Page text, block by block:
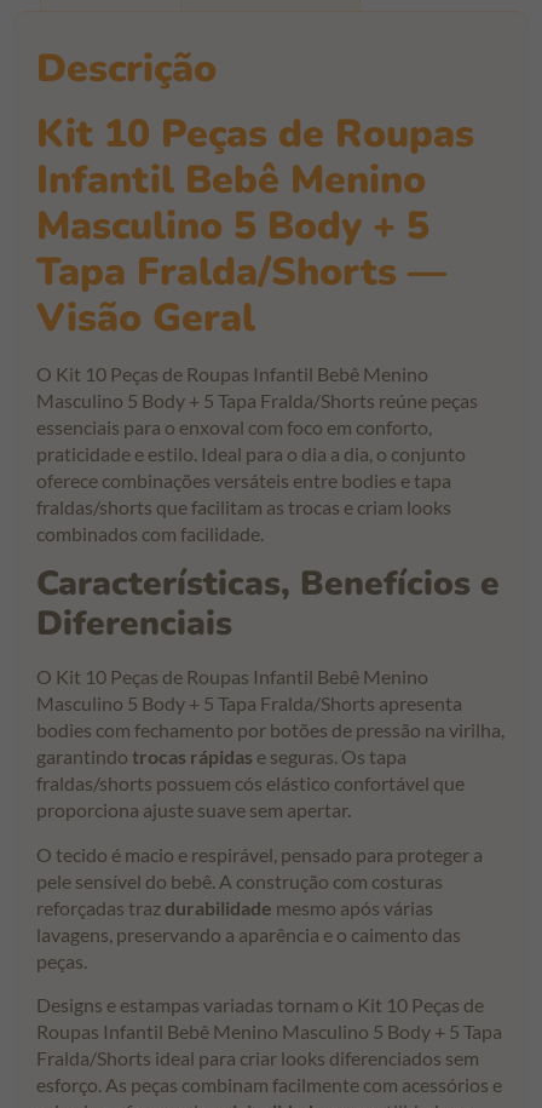
Descrição
Kit 10 Peças de Roupas
Infantil Bebê Menino
Masculino 5 Body + 5
Tapa Fralda/Shorts —
Visão Geral
O Kit 10 Peças de Roupas Infantil Bebê Menino
Masculino 5 Body + 5 Tapa Fralda/Shorts reúne peças
essenciais para o enxoval com foco em conforto,
praticidade e estilo. Ideal para o dia a dia, o conjunto
oferece combinações versáteis entre bodies e tapa
fraldas/shorts que facilitam as trocas e criam looks
combinados com facilidade.
Características, Benefícios e
Diferenciais
O Kit 10 Peças de Roupas Infantil Bebê Menino
Masculino 5 Body + 5 Tapa Fralda/Shorts apresenta
bodies com fechamento por botões de pressão na virilha,
garantindo trocas rápidas e seguras. Os tapa
fraldas/shorts possuem cós elástico confortável que
proporciona ajuste suave sem apertar.
O tecido é macio e respirável, pensado para proteger a
pele sensível do bebê. A construção com costuras
reforçadas trazdurabilidade mesmo após várias
lavagens, preservando a aparência e o caimento das
peças.
Designs e estampas variadas tornam o Kit 10 Peças de
Roupas Infantil Bebê Menino Masculino 5 Body + 5 Tapa
Fralda/Shorts ideal para criar looks diferenciados sem
esforço. As peças combinam facilmente com acessórios e